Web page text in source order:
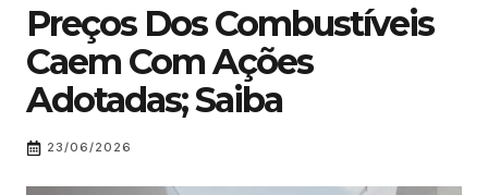
Preços Dos Combustíveis
Caem Com Ações
Adotadas; Saiba
23/06/2026